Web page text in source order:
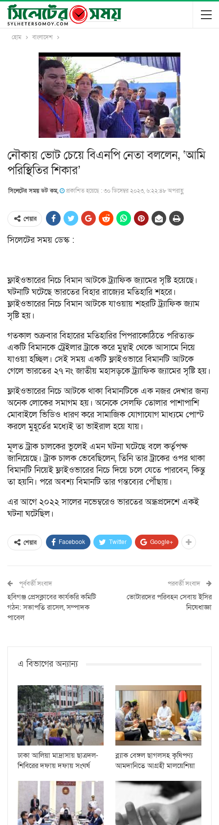
হোম বাংলাদেশ
নৌকায় ভোট চেয়ে বিএনপি নেতা বললেন, ‘আমি
পরিস্থিতির শিকার’
সিলেটের সময় ডট কম, প্রকাশিত হয়েছে : ৩০ ডিসেম্বর ২০২৩, ৬:২২:৪৮ অপরাহ্ণ
শেয়ার
সিলেটের সময় ডেস্ক :
ফ্লাইওভারের নিচে বিমান আটকে ট্র্যাফিক জ্যামের সৃষ্টি হয়েছে।
ঘটনাটি ঘটেছে ভারতের বিহার রাজ্যের মতিহারি শহরে।
ফ্লাইওভারের নিচে বিমান আটকে যাওয়ায় শহরটি ট্র্যাফিক জ্যাম
সৃষ্টি হয়।
গতকাল শুক্রবার বিহারের মতিহারির পিপরাকোঠিতে পরিত্যক্ত
একটি বিমানকে ট্রেইলার ট্রাকে করে মুম্বাই থেকে আসামে নিয়ে
যাওয়া হচ্ছিল। সেই সময় একটি ফ্লাইওভারে বিমানটি আটকে
গেলে ভারতের ২৭ নং জাতীয় মহাসড়কে ট্র্যাফিক জ্যামের সৃষ্টি হয়।
ফ্লাইওভারের নিচে আটকে থাকা বিমানটিকে এক নজর দেখার জন্য
অনেক লোকের সমাগম হয়। অনেকে সেলফি তোলার পাশাপাশি
মোবাইলে ভিডিও ধারণ করে সামাজিক যোগাযোগ মাধ্যমে পোস্ট
করলে মুহূর্তের মধ্যেই তা ভাইরাল হয়ে যায়।
মূলত ট্রাক চালকের ভুলেই এমন ঘটনা ঘটেছে বলে কর্তৃপক্ষ
জানিয়েছে। ট্রাক চালক ভেবেছিলেন, তিনি তার ট্রাকের ওপর থাকা
বিমানটি নিয়েই ফ্লাইওভারের নিচে দিয়ে চলে যেতে পারবেন, কিন্তু
তা হয়নি। পরে অবশ্য বিমানটি তার গন্তব্যের পৌঁছায়।
এর আগে ২০২২ সালের নভেম্বরেও ভারতের অন্ধ্রপ্রদেশে একই
ঘটনা ঘটেছিল।
শেয়ার Facebook Twitter Google+
পূর্ববর্তী সংবাদ
হবিগঞ্জ প্রেসক্লাবের কার্যকরি কমিটি
গঠন: সভাপতি রাসেল, সম্পাদক
পাবেল
পরবর্তী সংবাদ
ভোটারদের পরিবহন সেবায় ইসির
নিষেধাজ্ঞা
এ বিভাগের অন্যান্য
ঢাকা আলিয়া মাদ্রাসায় ছাত্রদল-
শিবিরের দফায় দফায় সংঘর্ষ
ব্ল্যাক বেঙ্গল ছাগলসহ কৃষিপণ্য
আমদানিতে আগ্রহী মালয়েশিয়া